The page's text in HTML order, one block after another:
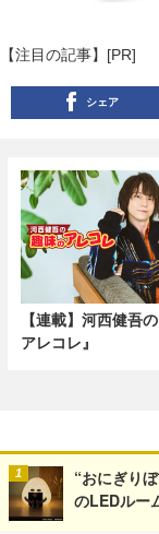
【注目の記事】[PR]
シェア
【連載】河西健吾
アレコレ』
“おにぎり
のLEDルー